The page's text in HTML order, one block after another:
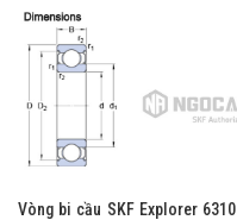
Vòng bi cầu SKF Explorer 6310